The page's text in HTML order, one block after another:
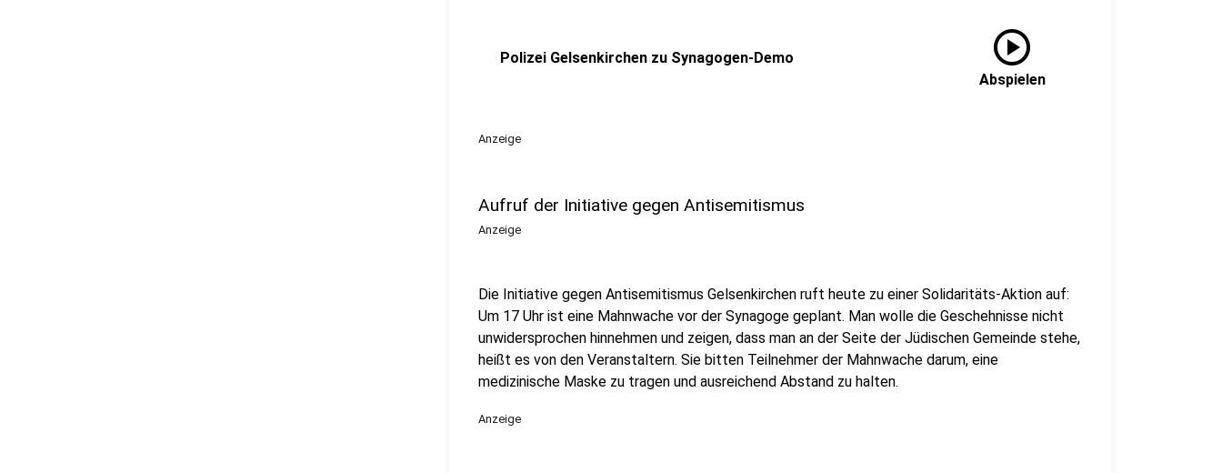
Polizei Gelsenkirchen zu Synagogen-Demo play_circle
Abspielen
Anzeige
Aufruf der Initiative gegen Antisemitismus
Anzeige
Die Initiative gegen Antisemitismus Gelsenkirchen ruft heute zu einer Solidaritäts-Aktion auf:
Um 17 Uhr ist eine Mahnwache vor der Synagoge geplant. Man wolle die Geschehnisse nicht
unwidersprochen hinnehmen und zeigen, dass man an der Seite der Jüdischen Gemeinde stehe,
heißt es von den Veranstaltern. Sie bitten Teilnehmer der Mahnwache darum, eine
medizinische Maske zu tragen und ausreichend Abstand zu halten.
Anzeige